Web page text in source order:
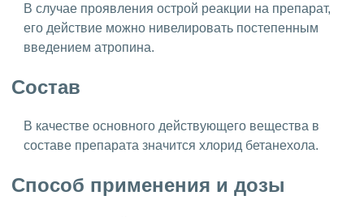
В случае проявления острой реакции на препарат,
его действие можно нивелировать постепенным
введением атропина.
Состав
В качестве основного действующего вещества в
составе препарата значится хлорид бетанехола.
Способ применения и дозы